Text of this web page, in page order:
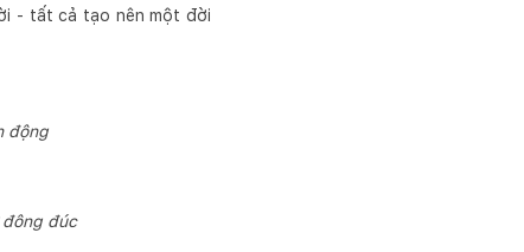
- tất cả tạo nên một đời
động
đông đúc